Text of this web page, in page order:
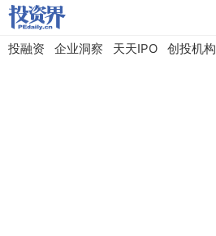
投融资 企业洞察 天天IPO 创投机构